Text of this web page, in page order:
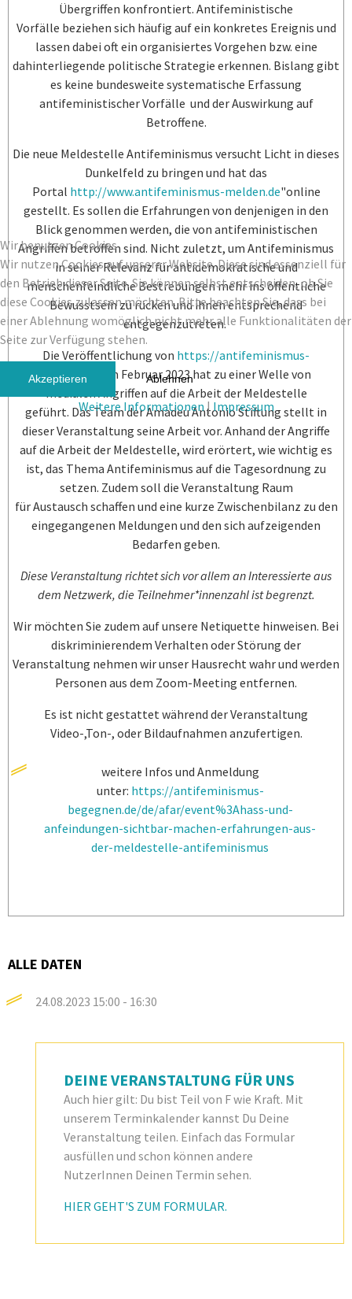
Übergriffen konfrontiert. Antifeministische
Vorfälle beziehen sich häufig auf ein konkretes Ereignis und
lassen dabei oft ein organisiertes Vorgehen bzw. eine
dahinterliegende politische Strategie erkennen. Bislang gibt
es keine bundesweite systematische Erfassung
antifeministischer Vorfälle und der Auswirkung auf
Betroffene.
Die neue Meldestelle Antifeminismus versucht Licht in dieses
Dunkelfeld zu bringen und hat das
Portal http://www.antifeminismus-melden.de"online
gestellt. Es sollen die Erfahrungen von denjenigen in den
Blick genommen werden, die von antifeministischen
Angriffen betroffen sind. Nicht zuletzt, um Antifeminismus
in seiner Relevanz für antidemokratische und
menschenfeindliche Bestrebungen mehr ins öffentliche
Bewusstsein zu rücken und ihnen entsprechend
entgegenzutreten.
Die Veröffentlichung von https://antifeminismus-
melden.de/
im Februar 2023 hat zu einer Welle von
medialen Angriffen auf die Arbeit der Meldestelle
geführt. Das Team der Amadeu Antonio Stiftung stellt in
dieser Veranstaltung seine Arbeit vor. Anhand der Angriffe
auf die Arbeit der Meldestelle, wird erörtert, wie wichtig es
ist, das Thema Antifeminismus auf die Tagesordnung zu
setzen. Zudem soll die Veranstaltung Raum
für Austausch schaffen und eine kurze Zwischenbilanz zu den
eingegangenen Meldungen und den sich aufzeigenden
Bedarfen geben.
Diese Veranstaltung richtet sich vor allem an Interessierte aus
dem Netzwerk, die Teilnehmer*innenzahl ist begrenzt.
Wir möchten Sie zudem auf unsere Netiquette hinweisen. Bei
diskriminierendem Verhalten oder Störung der
Veranstaltung nehmen wir unser Hausrecht wahr und werden
Personen aus dem Zoom-Meeting entfernen.
Es ist nicht gestattet während der Veranstaltung
Video-,Ton-, oder Bildaufnahmen anzufertigen.
weitere Infos und Anmeldung
unter: https://antifeminismus-
begegnen.de/de/afar/event%3Ahass-und-
anfeindungen-sichtbar-machen-erfahrungen-aus-
der-meldestelle-antifeminismus
ALLE DATEN
24.08.2023 15:00 - 16:30
DEINE VERANSTALTUNG FÜR UNS
Auch hier gilt: Du bist Teil von F wie Kraft. Mit
unserem Terminkalender kannst Du Deine
Veranstaltung teilen. Einfach das Formular
ausfüllen und schon können andere
NutzerInnen Deinen Termin sehen.
HIER GEHT'S ZUM FORMULAR.
Wir benutzen Cookies
Wir nutzen Cookies auf unserer Website. Diese sind essenziell für
den Betrieb dieser Seite. Sie können selbst entscheiden, ob Sie
diese Cookies zulassen möchten. Bitte beachten Sie, dass bei
einer Ablehnung womöglich nicht mehr alle Funktionalitäten der
Seite zur Verfügung stehen.
Akzeptieren Ablehnen
Weitere Informationen|Impressum